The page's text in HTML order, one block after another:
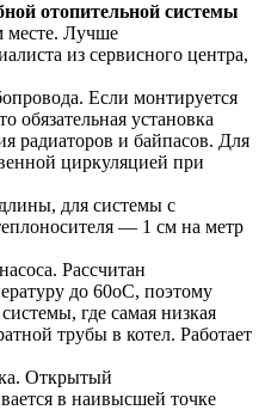
отопительной системы
месте. Лучше
из сервисного центра,
Если монтируется
обязательная установка
радиаторов и байпасов. Для
циркуляцией при
для системы с
— 1 см на метр
Рассчитан
до 60оС, поэтому
где самая низкая
трубы в котел. Работает
Открытый
в наивысшей точке